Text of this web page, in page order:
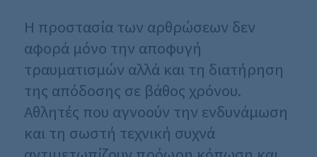
Η προστασία των αρθρώσεων δεν
αφορά μόνο την αποφυγή
τραυματισμών αλλά και τη διατήρηση
της απόδοσης σε βάθος χρόνου.
Αθλητές που αγνοούν την ενδυνάμωση
και τη σωστή τεχνική συχνά